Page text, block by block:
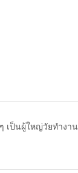
เป็นผู้ใหญ่วัยทำงาน